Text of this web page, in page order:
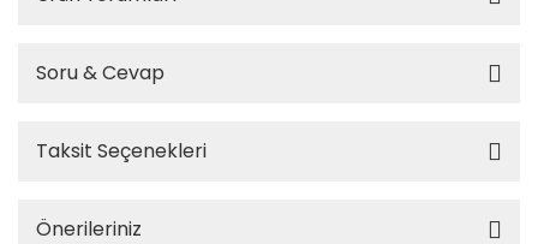
Soru & Cevap
Taksit Seçenekleri
Önerileriniz